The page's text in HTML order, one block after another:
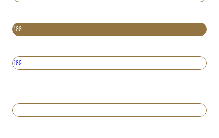
188
189